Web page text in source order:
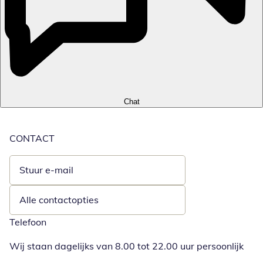
Chat
CONTACT
Stuur e-mail
Opent e-mailclient
Alle contactopties
Telefoon
Wij staan dagelijks van 8.00 tot 22.00 uur persoonlijk